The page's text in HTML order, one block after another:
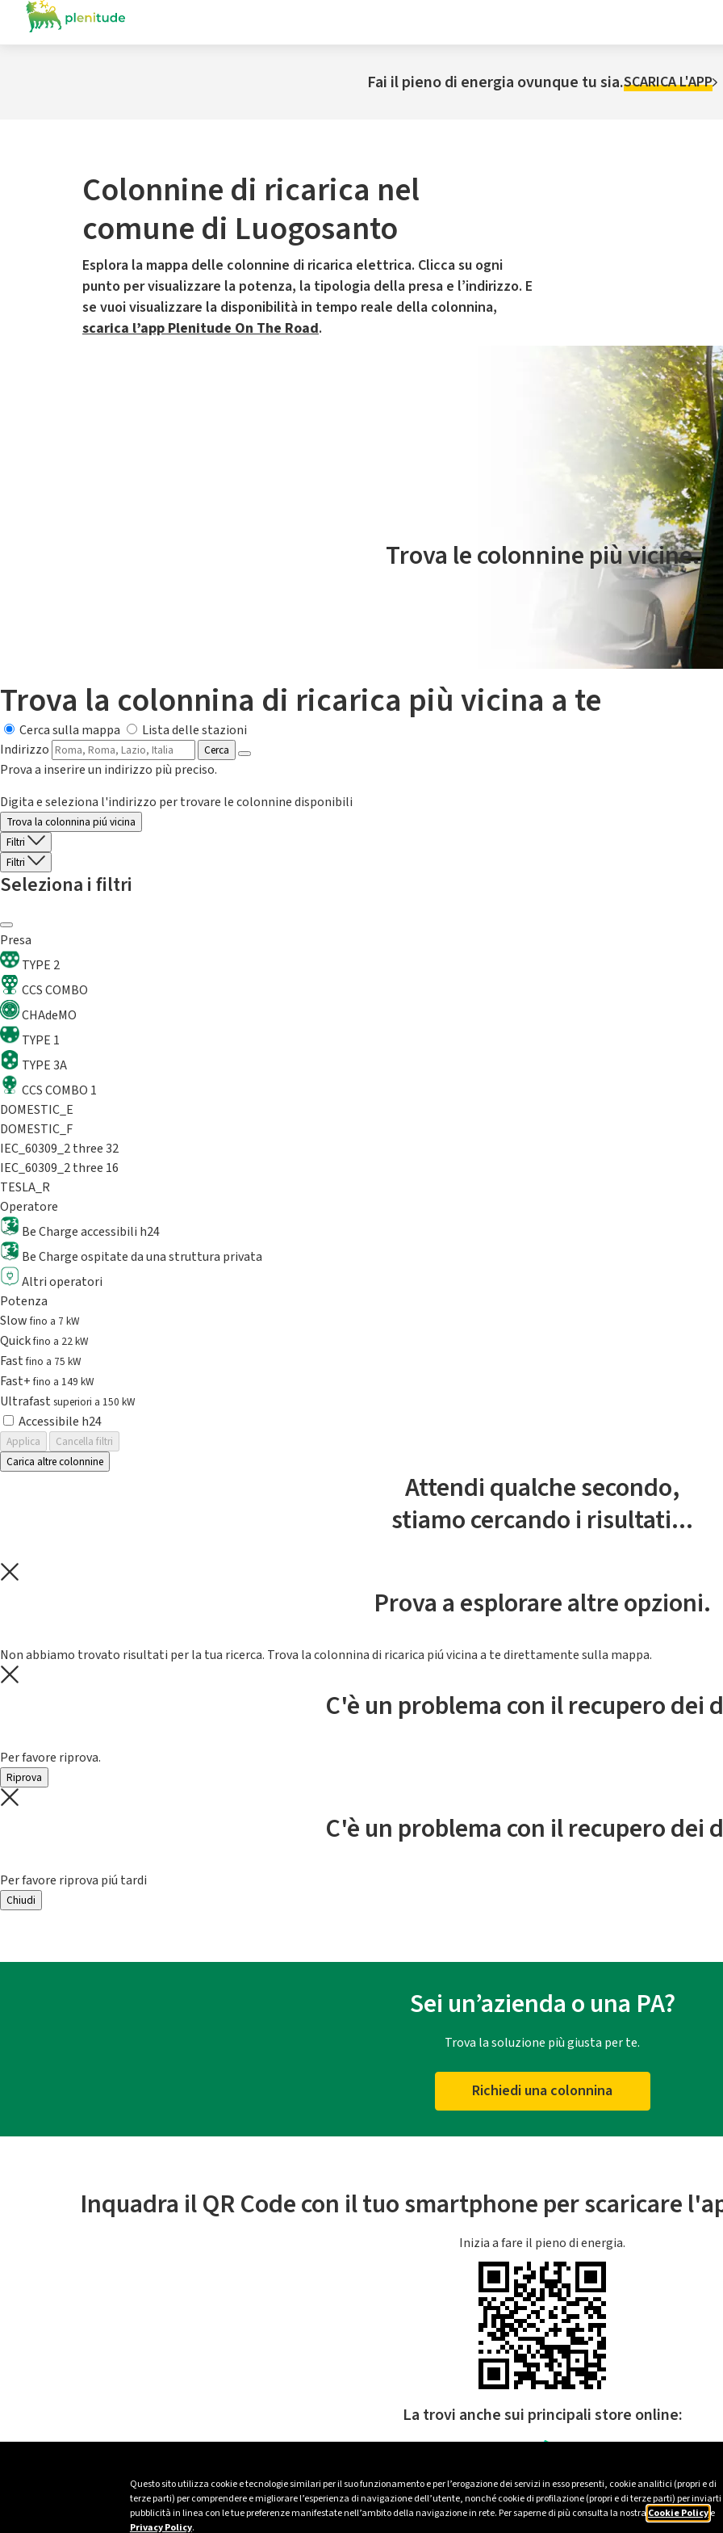
Questo sito utilizza cookie e tecnologie similari per il suo funzionamento e per l’erogazione dei servizi in esso presenti, cookie analitici (propri e di
terze parti) per comprendere e migliorare l’esperienza di navigazione dell’utente, nonché cookie di profilazione (propri e di terze parti) per inviarti
pubblicità in linea con le tue preferenze manifestate nell’ambito della navigazione in rete. Per saperne di più consulta la nostra Cookie Policye
Privacy Policy.
Fai il pieno di energia ovunque tu sia.SCARICA L'APP
Colonnine di ricarica nel
comune di Luogosanto
Esplora la mappa delle colonnine di ricarica elettrica. Clicca su ogni
punto per visualizzare la potenza, la tipologia della presa e l’indirizzo. E
se vuoi visualizzare la disponibilità in tempo reale della colonnina,
scarica l’app Plenitude On The Road.
Il servizio di mobilità elettrica è gestito da Plenitude On The Road
Trova le colonnine più vicine.
Trova la colonnina di ricarica più vicina a te
Cerca sulla mappa
Lista delle stazioni
Indirizzo
Cerca
Prova a inserire un indirizzo più preciso.
Digita e seleziona l'indirizzo per trovare le colonnine disponibili
Trova la colonnina piú vicina
Filtri
Filtri
Seleziona i filtri
Presa
TYPE 2
CCS COMBO
CHAdeMO
TYPE 1
TYPE 3A
CCS COMBO 1
DOMESTIC_E
DOMESTIC_F
IEC_60309_2 three 32
IEC_60309_2 three 16
TESLA_R
Operatore
Be Charge accessibili h24
Be Charge ospitate da una struttura privata
Altri operatori
Potenza
Slowfino a 7 kW
Quickfino a 22 kW
Fastfino a 75 kW
Fast+fino a 149 kW
Ultrafast superiori a 150 kW
Accessibile h24
Applica
Cancella filtri
Carica altre colonnine
Attendi qualche secondo,
stiamo cercando i risultati...
Prova a esplorare altre opzioni.
Non abbiamo trovato risultati per la tua ricerca. Trova la colonnina di ricarica piú vicina a te direttamente sulla mappa.
C'è un problema con il recupero dei
Per favore riprova.
Riprova
C'è un problema con il recupero dei
Per favore riprova piú tardi
Chiudi
Sei un’azienda o una PA?
Trova la soluzione più giusta per te.
Richiedi una colonnina
Inquadra il QR Code con il tuo smartphone per scaricare
Inizia a fare il pieno di energia.
La trovi anche sui principali store online: